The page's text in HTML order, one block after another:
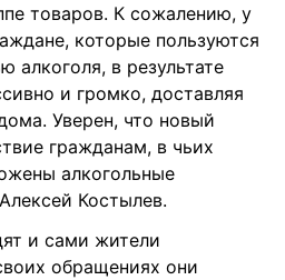
товаров. К сожалению, у
которые пользуются
алкоголя, в результате
и громко, доставляя
Уверен, что новый
гражданам, в чьих
алкогольные
Костылев.
и сами жители
обращениях они